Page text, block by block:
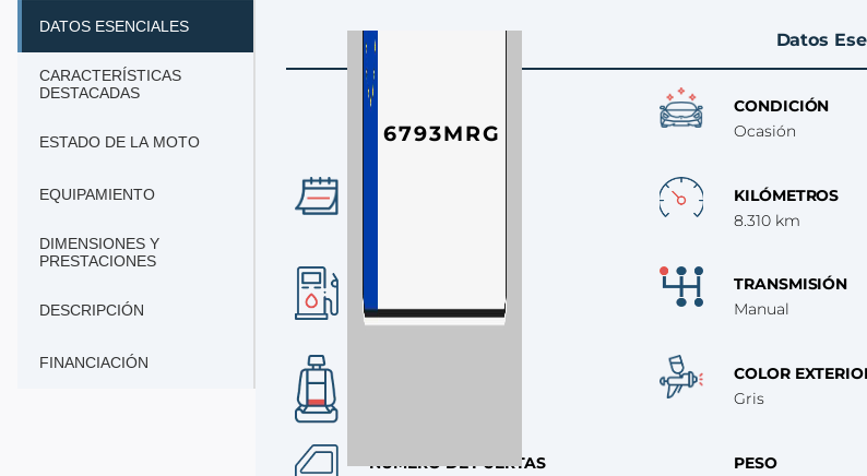
DATOS ESENCIALES
CARACTERÍSTICAS
DESTACADAS
ESTADO DE LA MOTO
EQUIPAMIENTO
DIMENSIONES Y
PRESTACIONES
DESCRIPCIÓN
FINANCIACIÓN
Datos
6793MRG
CONDICIÓN
Ocasión
KILÓMETROS
8.310 km
gasolina
TRANSMISIÓN
Manual
COLOR
Gris
NÚMERO DE PUERTAS
PESO